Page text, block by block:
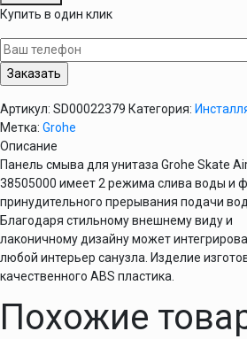
смыва
для
унитаза
Grohe
Air
38505000
Купить в один клик
Артикул: SD00022379 Категория:
Метка: Grohe
Описание
Панель смыва для унитаза Grohe Skate
38505000 имеет 2 режима слива воды и
принудительного прерывания подачи
Благодаря стильному внешнему виду и
лаконичному дизайну может
любой интерьер санузла. Изделие
качественного ABS пластика.
Похожие